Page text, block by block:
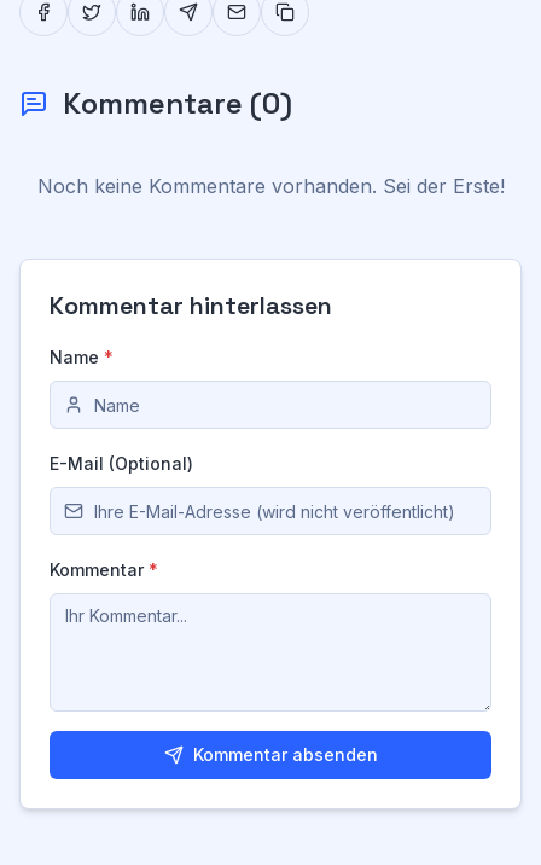
Kommentare (0)
Noch keine Kommentare vorhanden. Sei der Erste!
Kommentar hinterlassen
Name *
E-Mail (Optional)
Kommentar *
Kommentar absenden